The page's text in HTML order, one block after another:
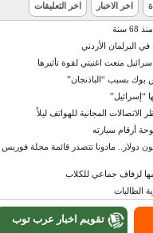
اخر الاخبار اخر التعليقات
البرلمان الأردني
منعت اغنيتي لقوة تأثيرها
بسبب “الباذنجان”
المجانية للهواتف ليلاً
قدرت بحوالي 125 مليون دولار.. مادونا تتصدر قائمة مجلة فوربس
لزفاف جماعي للكلاب
تقويم اخبار عرب توب